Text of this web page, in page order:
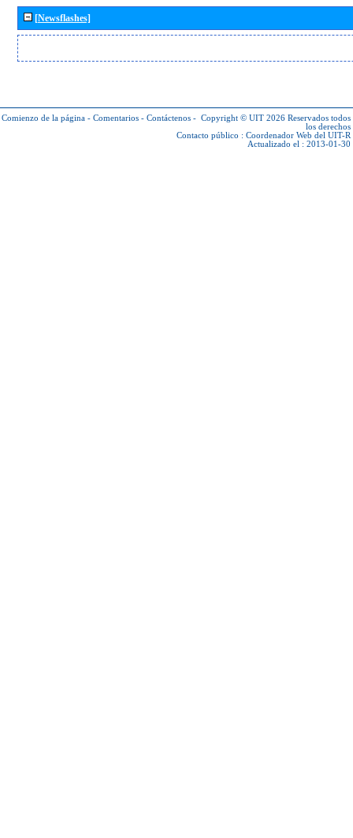
[Newsflashes]
Comienzo de la página - Comentarios - Contáctenos - Copyright © UIT 2026 Reservados todos
los derechos
Contacto público : Coordenador Web del UIT-R
Actualizado el : 2013-01-30